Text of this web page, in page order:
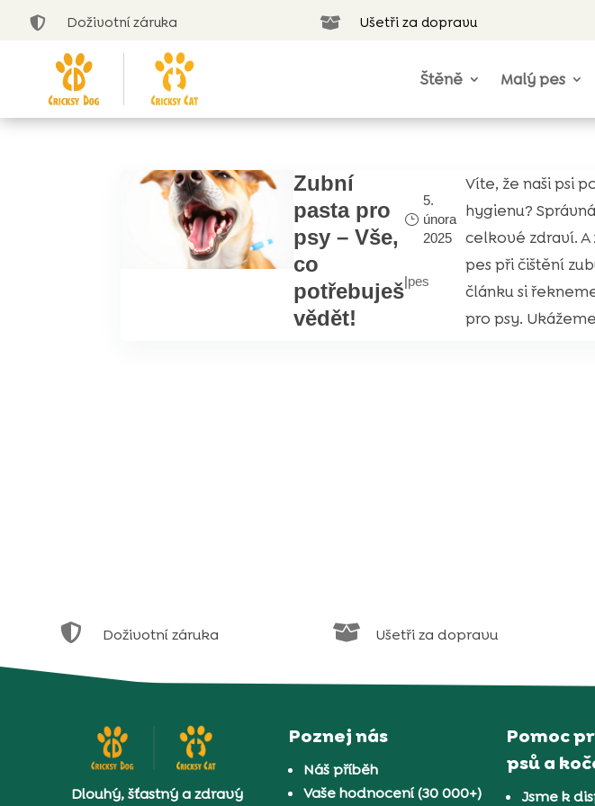
 Doživotní záruka  Ušetři za dopravu
Štěně Malý pes
Zubní
pasta pro
psy – Vše,
co
potřebuješ
vědět!
5.
února
2025
|pes
Víte, že naši psi
hygienu?
celkové zdraví. A
pes při čištění
článku si
pro psy.
 Doživotní záruka  Ušetři za dopravu
Dlouhý, šťastný a zdravý
Poznej nás
Náš příběh
Vaše hodnocení (30 000+)
Pomoc
psů a
Jsme k